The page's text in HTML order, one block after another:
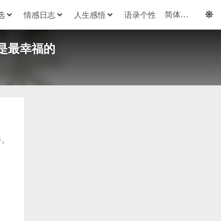
情感日志 人生感悟 语录个性
最幸福的